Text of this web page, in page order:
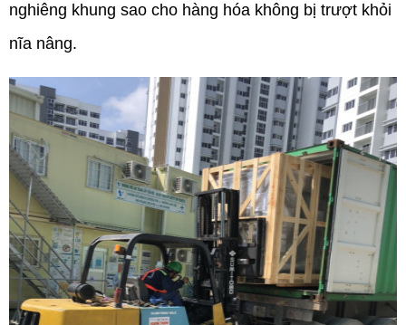
nghiêng khung sao cho hàng hóa không bị trượt khỏi
nĩa nâng.